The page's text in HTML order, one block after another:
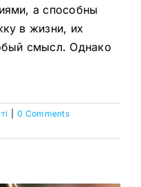
а способны
в жизни, их
смысл. Однако
0 Comments